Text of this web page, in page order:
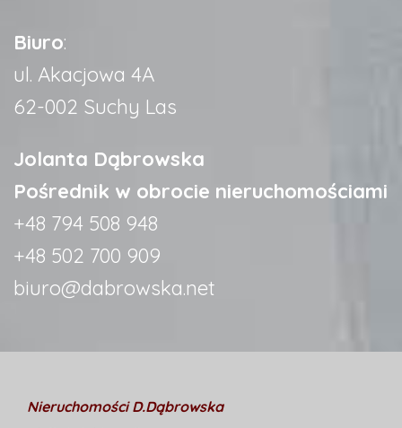
Biuro:
ul. Akacjowa 4A
62-002 Suchy Las
Jolanta Dąbrowska
Pośrednik w obrocie nieruchomościami
+48 794 508 948
+48 502 700 909
biuro@dabrowska.net
Nieruchomości D.Dąbrowska